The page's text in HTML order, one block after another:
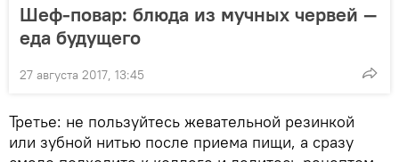
Шеф-повар: блюда из мучных червей —
еда будущего
27 августа 2017, 13:45
Третье: не пользуйтесь жевательной резинкой
или зубной нитью после приема пищи, а сразу